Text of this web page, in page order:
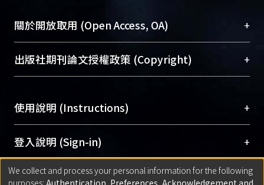
成果。
To permanently archive and promote researcher
profiles and scholarly works, Library integrates the
services of “NTU Repository” with “Academic
Sciences Library)
關於開放取用 (Open Access, OA) +
開放取用是從使用者角度提升資訊取用性的社會運
動，應用在學術研究上是透過將研究著作公開供使
用逐年攀升。同時可加速研究發展、提升研究影響
Archive）平台。 （點選深入了解OA）
出版社期刊論文授權政策 (Copyright) +
含部分內容的版權非匯入者所有，或由第三方贊
助與合作完成，請確認該版權所有者及第三方同
意提供此授權。
Please represent that the submission is your
original work, and that you have the right to
使用說明 (Instructions) +
網站簡介(Quickstart Guide)
使用手冊(Instruction Manual)
線上預約服務(Booking Service)
登入說明 (Sign-in) +
方案一：臺灣大學計算機中心帳號登入
匯入著作 (Submission) +
We collect and process your personal information for the following
purposes: Authentication, Preferences, Acknowledgement and